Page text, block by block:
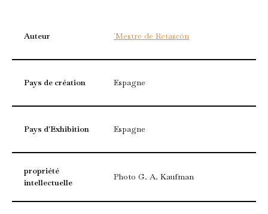
Auteur ´Mestre de Retascón
Pays de création Espagne
Pays d'Exhibition Espagne
propriété
intellectuelle
Photo G. A. Kaufman